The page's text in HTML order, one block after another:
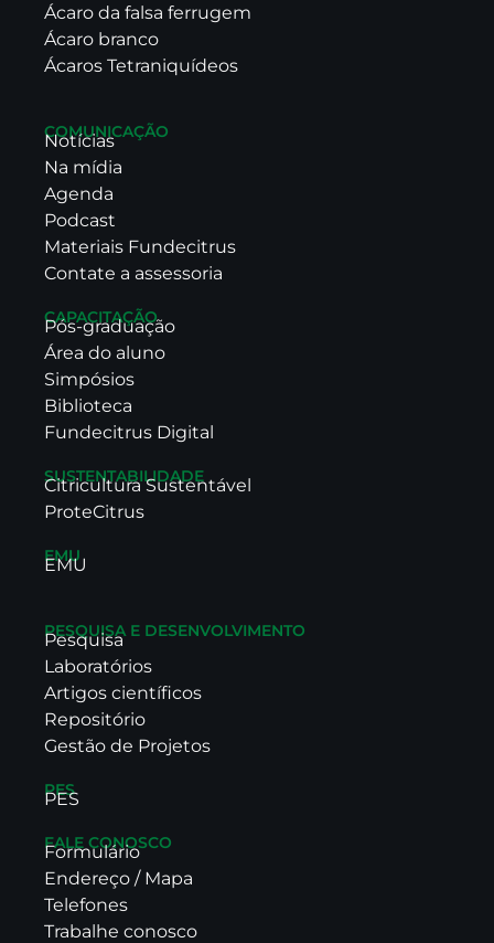
Ácaro da falsa ferrugem
Ácaro branco
Ácaros Tetraniquídeos
COMUNICAÇÃO
Notícias
Na mídia
Agenda
Podcast
Materiais Fundecitrus
Contate a assessoria
CAPACITAÇÃO
Pós-graduação
Área do aluno
Simpósios
Biblioteca
Fundecitrus Digital
SUSTENTABILIDADE
Citricultura Sustentável
ProteCitrus
EMU
EMU
PESQUISA E DESENVOLVIMENTO
Pesquisa
Laboratórios
Artigos científicos
Repositório
Gestão de Projetos
PES
PES
FALE CONOSCO
Formulário
Endereço / Mapa
Telefones
Trabalhe conosco